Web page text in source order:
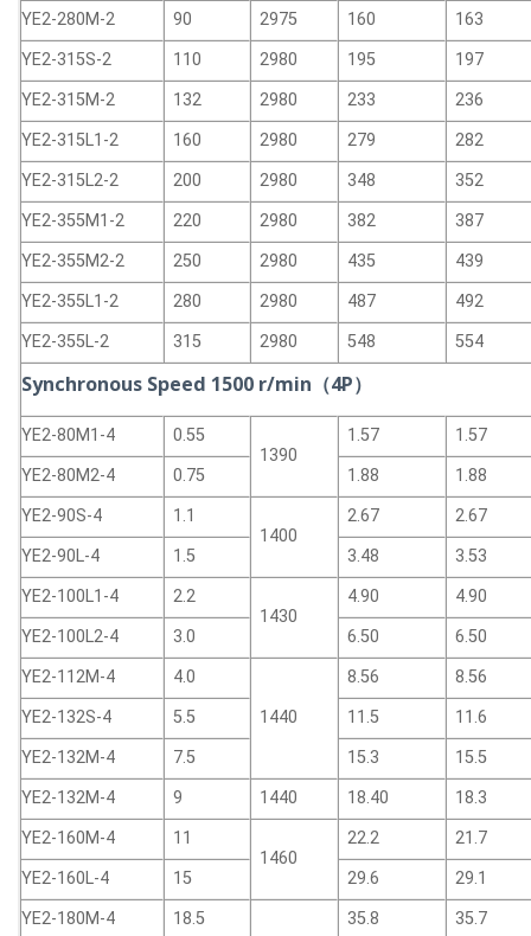
YE2-280M-2 90 2975 160
163
YE2-315S-2
110 2980 195
197
YE2-315M-2
132 2980 233
236
YE2-315L1-2
160 2980 279
282
YE2-315L2-2
200 2980 348
352
YE2-355M1-2
220 2980 382
387
YE2-355M2-2
250 2980 435
439
YE2-355L1-2
280 2980 487
492
YE2-355L-2
315 2980 548 554
Synchronous Speed 1500 r/min（4P）
YE2-80M1-4
0.55
1390
1.57
1.57
YE2-80M2-4
0.75 1.88
1.88
YE2-90S-4
1.1
1400
2.67
2.67
YE2-90L-4
1.5 3.48
3.53
YE2-100L1-4
2.2
1430
4.90
4.90
YE2-100L2-4
3.0 6.50
6.50
YE2-112M-4
4.0
1440
8.56
8.56
YE2-132S-4
5.5 11.5
11.6
YE2-132M-4
7.5 15.3
15.5
YE2-132M-4
9 1440 18.40
18.3
YE2-160M-4
11
1460
22.2
21.7
YE2-160L-4
15 29.6
29.1
YE2-180M-4
18.5
35.8
35.7